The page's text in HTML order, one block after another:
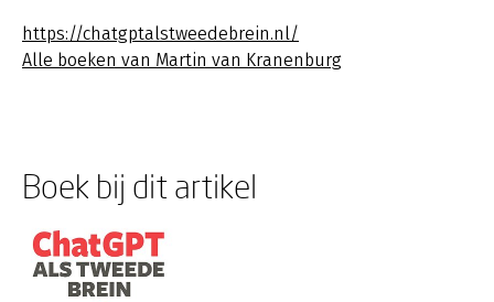
https://chatgptalstweedebrein.nl/
Alle boeken van Martin van Kranenburg
Boek bij dit artikel